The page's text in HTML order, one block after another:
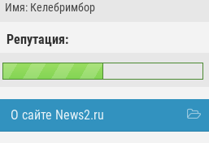
Имя: Келебримбор
Репутация:
О сайте News2.ru